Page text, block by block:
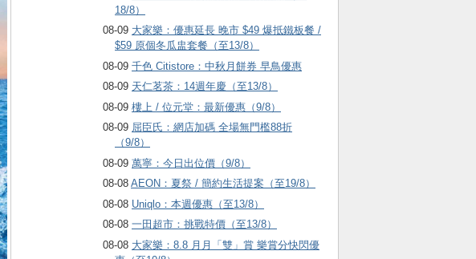
18/8）
08-09 大家樂：優惠延長 晚市 $49 爆抵鐵板餐 /
$59 原個冬瓜盅套餐（至13/8）
08-09 千色 Citistore：中秋月餅券 早鳥優惠
08-09 天仁茗茶：14週年慶（至13/8）
08-09 樓上 / 位元堂：最新優惠（9/8）
08-09 屈臣氏：網店加碼 全場無門檻88折
（9/8）
08-09 萬寧：今日出位價（9/8）
08-08 AEON：夏祭 / 簡約生活提案（至19/8）
08-08 Uniqlo：本週優惠（至13/8）
08-08 一田超市：挑戰特價（至13/8）
08-08 大家樂：8.8 月月「雙」賞 樂賞分快閃優